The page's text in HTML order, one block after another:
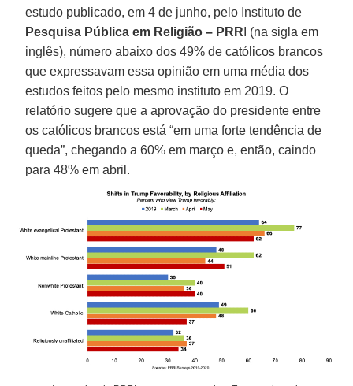
estudo publicado, em 4 de junho, pelo Instituto de
Pesquisa Pública em Religião – PRR I (na sigla em
inglês), número abaixo dos 49% de católicos brancos
que expressavam essa opinião em uma média dos
estudos feitos pelo mesmo instituto em 2019. O
relatório sugere que a aprovação do presidente entre
os católicos brancos está “em uma forte tendência de
queda”, chegando a 60% em março e, então, caindo
para 48% em abril.